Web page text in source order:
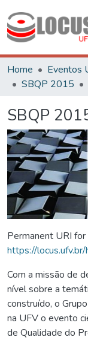
Home Eventos
SBQP 2015
SBQP
Permanent URI
https://
Com a missão de
nível sobre a
construído, o
na UFV o evento
de Qualidade do